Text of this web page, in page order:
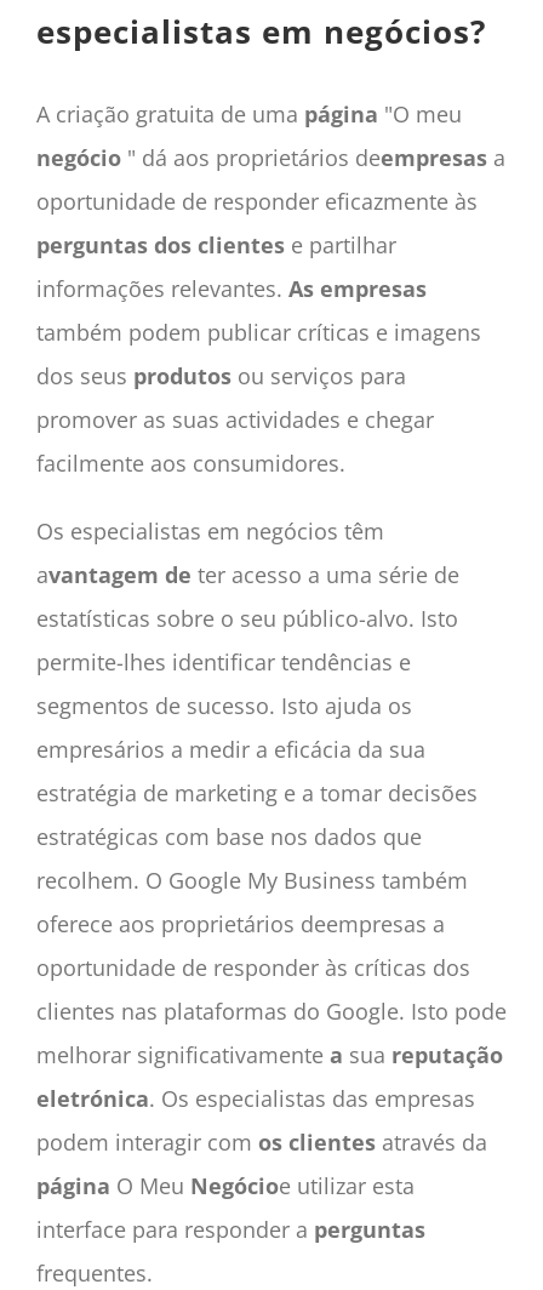
especialistas em negócios?
A criação gratuita de uma página "O meu
negócio" dá aos proprietários deempresasa
oportunidade de responder eficazmente às
perguntas dos clientese partilhar
informações relevantes. As empresas
também podem publicar críticas e imagens
dos seus produtosou serviços para
promover as suas actividades e chegar
facilmente aos consumidores.
Os especialistas em negócios têm
avantagem de ter acesso a uma série de
estatísticas sobre o seu público-alvo. Isto
permite-lhes identificar tendências e
segmentos de sucesso. Isto ajuda os
empresários a medir a eficácia da sua
estratégia de marketing e a tomar decisões
estratégicas com base nos dados que
recolhem. O Google My Business também
oferece aos proprietários deempresas a
oportunidade de responder às críticas dos
clientes nas plataformas do Google. Isto pode
melhorar significativamente a sua reputação
eletrónica. Os especialistas das empresas
podem interagir com os clientesatravés da
página O Meu Negócioe utilizar esta
interface para responder a perguntas
frequentes.